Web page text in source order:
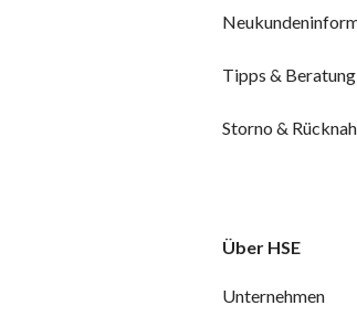
Tipps & Beratung
Storno &
Über HSE
Unternehmen